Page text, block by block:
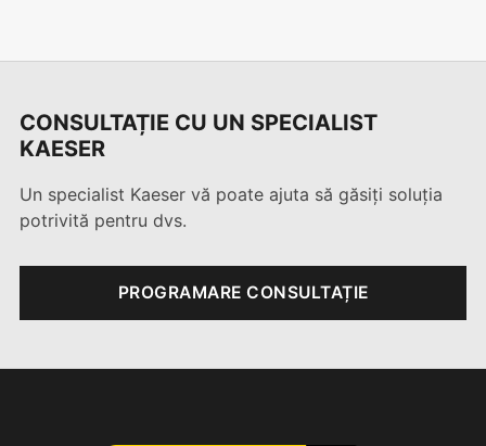
CONSULTAȚIE CU UN SPECIALIST
KAESER
Un specialist Kaeser vă poate ajuta să găsiți soluția
potrivită pentru dvs.
PROGRAMARE CONSULTAȚIE